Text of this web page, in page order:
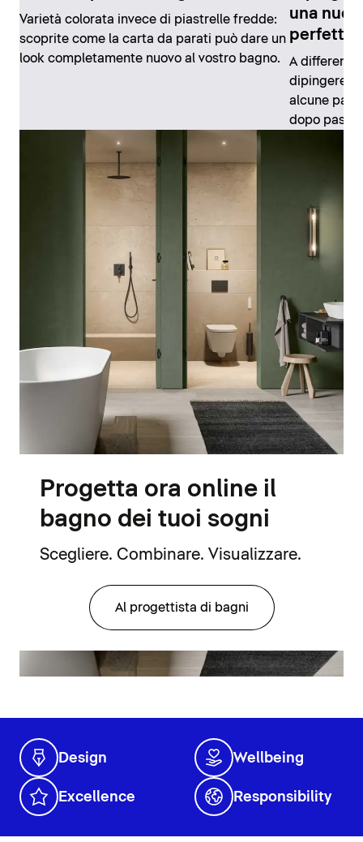
Varietà colorata invece di piastrelle fredde:
scoprite come la carta da parati può dare un
look completamente nuovo al vostro bagno.
una
perfetta
A
dipingere il
alcune
dopo
Progetta ora online il
bagno dei tuoi sogni
Scegliere. Combinare. Visualizzare.
Al progettista di bagni
Design Wellbeing
Excellence Responsibility